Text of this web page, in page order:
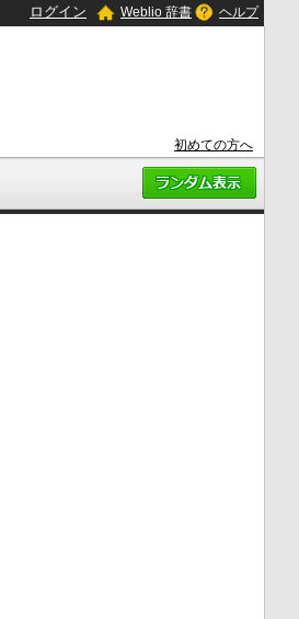
ログイン Weblio 辞書 ヘルプ
初めての方へ